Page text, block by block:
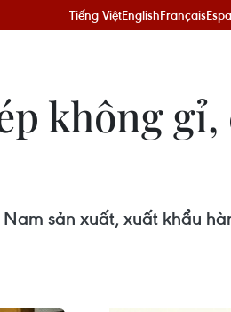
Tiếng ViệtEnglishFrançais
không gỉ,
sản xuất, xuất khẩu